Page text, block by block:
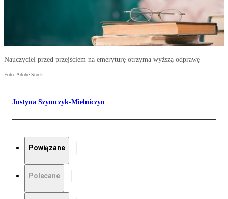
Nauczyciel przed przejściem na emeryturę otrzyma wyższą odprawę
Foto: Adobe Stock
Justyna Szymczyk-Mielniczyn
Powiązane
Polecane